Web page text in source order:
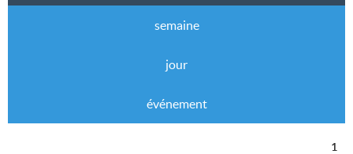
semaine
jour
événement
1